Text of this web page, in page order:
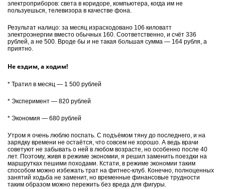
электроприборов: света в коридоре, компьютера, когда им не
пользуешься, телевизора в качестве фона.
Результат налицо: за месяц израсходовано 106 киловатт
электроэнергии вместо обычных 160. Соответственно, и счёт 336
рублей, а не 500. Вроде бы и не такая большая сумма — 164 рубля, а
приятно.
Не ездим, а ходим!
* Тратил в месяц — 1 500 рублей
* Эксперимент — 820 рублей
* Экономия — 680 рублей
Утром я очень люблю поспать. С подъёмом тяну до последнего, и на
зарядку времени не остаётся, что совсем не хорошо. А ведь врачи
советуют не забывать о ней в любом возрасте, но особенно после 40
лет. Поэтому, живя в режиме экономии, я решил заменить поездки на
маршрутках пешими походами. Кстати, в режиме экономии таким
способом можно избежать трат на фитнес-клуб. Конечно, полноценных
занятий ходьба не заменит, но временные финансовые трудности
таким образом можно пережить без вреда для фигуры.